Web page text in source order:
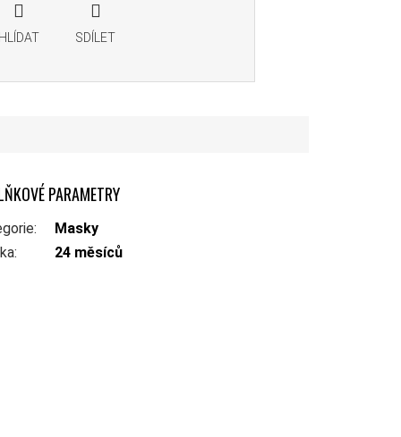
HLÍDAT SDÍLET
PARAMETRY
:
Masky
: 24 měsíců